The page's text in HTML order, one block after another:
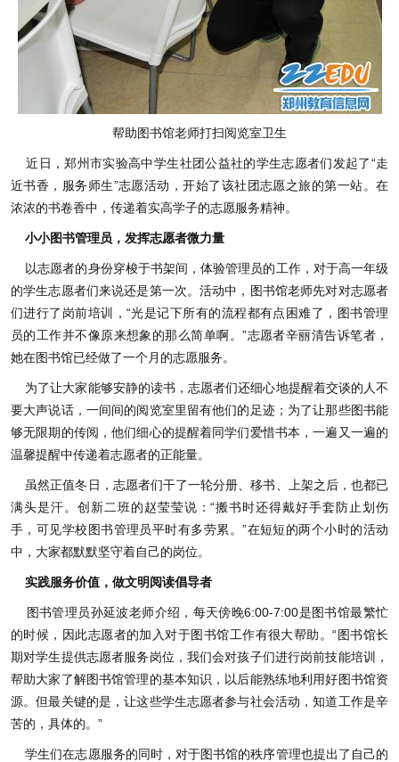
帮助图书馆老师打扫阅览室卫生
近日，郑州市实验高中学生社团公益社的学生志愿者们发起了“走
近书香，服务师生”志愿活动，开始了该社团志愿之旅的第一站。在
浓浓的书卷香中，传递着实高学子的志愿服务精神。
小小图书管理员，发挥志愿者微力量
以志愿者的身份穿梭于书架间，体验管理员的工作，对于高一年级
的学生志愿者们来说还是第一次。活动中，图书馆老师先对对志愿者
们进行了岗前培训，“光是记下所有的流程都有点困难了，图书管理
员的工作并不像原来想象的那么简单啊。”志愿者辛丽清告诉笔者，
她在图书馆已经做了一个月的志愿服务。
为了让大家能够安静的读书，志愿者们还细心地提醒着交谈的人不
要大声说话，一间间的阅览室里留有他们的足迹；为了让那些图书能
够无限期的传阅，他们细心的提醒着同学们爱惜书本，一遍又一遍的
温馨提醒中传递着志愿者的正能量。
虽然正值冬日，志愿者们干了一轮分册、移书、上架之后，也都已
满头是汗。创新二班的赵莹莹说：“搬书时还得戴好手套防止划伤
手，可见学校图书管理员平时有多劳累。”在短短的两个小时的活动
中，大家都默默坚守着自己的岗位。
实践服务价值，做文明阅读倡导者
图书管理员孙延波老师介绍，每天傍晚6:00-7:00是图书馆最繁忙
的时候，因此志愿者的加入对于图书馆工作有很大帮助。“图书馆长
期对学生提供志愿者服务岗位，我们会对孩子们进行岗前技能培训，
帮助大家了解图书馆管理的基本知识，以后能熟练地利用好图书馆资
源。但最关键的是，让这些学生志愿者参与社会活动，知道工作是辛
苦的，具体的。”
学生们在志愿服务的同时，对于图书馆的秩序管理也提出了自己的